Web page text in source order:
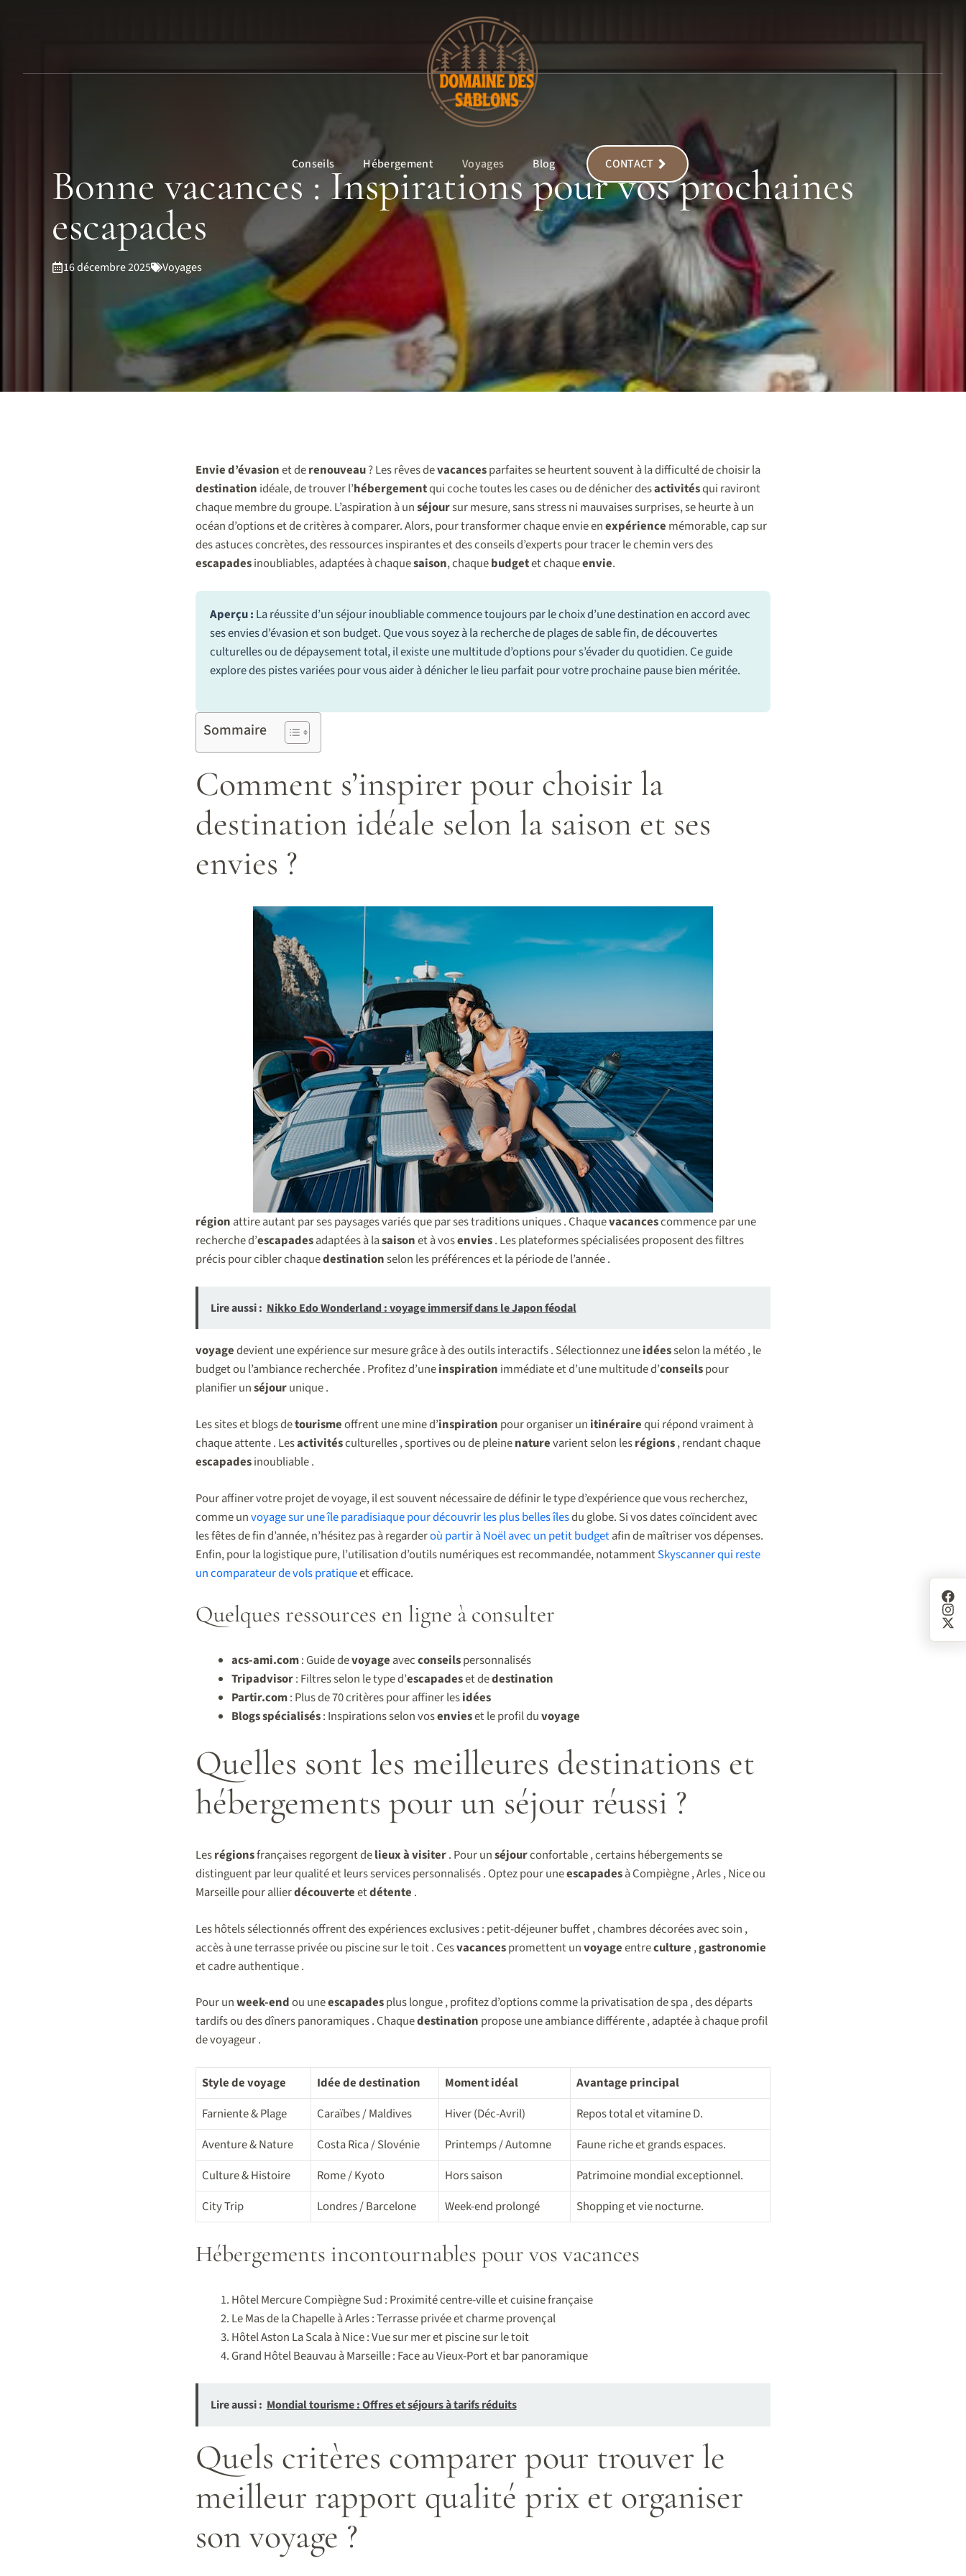
Conseils Hébergement Voyages Blog CONTACT
Bonne vacances : Inspirations pour vos prochaines
escapades
16 décembre 2025 Voyages
Envie d’évasionet derenouveau? Les rêves devacancesparfaites se heurtent souvent à la difficulté de choisir la
destination idéale, de trouver l’hébergementqui coche toutes les cases ou de dénicher desactivitésqui raviront
chaque membre du groupe. L’aspiration à unséjoursur mesure, sans stress ni mauvaises surprises, se heurte à un
océan d’options et de critères à comparer. Alors, pour transformer chaque envie enexpérience mémorable, cap sur
des astuces concrètes, des ressources inspirantes et des conseils d’experts pour tracer le chemin vers des
escapadesinoubliables, adaptées à chaquesaison, chaquebudgetet chaqueenvie.
Aperçu : La réussite d’un séjour inoubliable commence toujours par le choix d’une destination en accord avec
ses envies d’évasion et son budget. Que vous soyez à la recherche de plages de sable fin, de découvertes
culturelles ou de dépaysement total, il existe une multitude d’options pour s’évader du quotidien. Ce guide
explore des pistes variées pour vous aider à dénicher le lieu parfait pour votre prochaine pause bien méritée.
Sommaire
Comment s’inspirer pour choisir la
destination idéale selon la saison et ses
envies ?
région attire autant par ses paysages variés que par ses traditions uniques . Chaquevacancescommence par une
recherche d’escapadesadaptées à lasaisonet à vosenvies. Les plateformes spécialisées proposent des filtres
précis pour cibler chaquedestinationselon les préférences et la période de l’année .
Lire aussi : Nikko Edo Wonderland : voyage immersif dans le Japon féodal
voyagedevient une expérience sur mesure grâce à des outils interactifs . Sélectionnez uneidéesselon la météo , le
budget ou l’ambiance recherchée . Profitez d’uneinspiration immédiate et d’une multitude d’conseilspour
planifier unséjourunique .
Les sites et blogs detourismeoffrent une mine d’inspiration pour organiser un itinérairequi répond vraiment à
chaque attente . Lesactivitésculturelles , sportives ou de pleinenaturevarient selon lesrégions, rendant chaque
escapadesinoubliable .
Pour affiner votre projet de voyage, il est souvent nécessaire de définir le type d’expérience que vous recherchez,
comme unvoyage sur une île paradisiaque pour découvrir les plus belles îlesdu globe. Si vos dates coïncident avec
les fêtes de fin d’année, n’hésitez pas à regarderoù partir à Noël avec un petit budgetafin de maîtriser vos dépenses.
Enfin, pour la logistique pure, l’utilisation d’outils numériques est recommandée, notammentSkyscanner qui reste
un comparateur de vols pratiqueet efficace.
Quelques ressources en ligne à consulter
acs-ami.com: Guide devoyage avecconseilspersonnalisés
Tripadvisor: Filtres selon le type d’escapadeset dedestination
Partir.com: Plus de 70 critères pour affiner lesidées
Blogs spécialisés: Inspirations selon vosenvieset le profil duvoyage
Quelles sont les meilleures destinations et
hébergements pour un séjour réussi ?
Lesrégionsfrançaises regorgent delieux à visiter. Pour unséjourconfortable , certains hébergements se
distinguent par leur qualité et leurs services personnalisés . Optez pour uneescapadesà Compiègne , Arles , Nice ou
Marseille pour allierdécouverteetdétente .
Les hôtels sélectionnés offrent des expériences exclusives : petit-déjeuner buffet , chambres décorées avec soin ,
accès à une terrasse privée ou piscine sur le toit . Cesvacancespromettent unvoyageentreculture ,gastronomie
et cadre authentique .
Pour unweek-endou uneescapadesplus longue , profitez d’options comme la privatisation de spa , des départs
tardifs ou des dîners panoramiques . Chaquedestination propose une ambiance différente , adaptée à chaque profil
de voyageur .
Style de voyage Idée de destination Moment idéal
Avantage principal
Farniente & Plage
Caraïbes / Maldives Hiver (Déc-Avril)
Repos total et vitamine D.
Aventure & Nature
Costa Rica / Slovénie Printemps / Automne
Faune riche et grands espaces.
Culture & Histoire
Rome / Kyoto Hors saison
Patrimoine mondial exceptionnel.
City Trip
Londres / Barcelone Week-end prolongé Shopping et vie nocturne.
Hébergements incontournables pour vos vacances
Hôtel Mercure Compiègne Sud : Proximité centre-ville et cuisine française
Le Mas de la Chapelle à Arles : Terrasse privée et charme provençal
Hôtel Aston La Scala à Nice : Vue sur mer et piscine sur le toit
Grand Hôtel Beauvau à Marseille : Face au Vieux-Port et bar panoramique
Lire aussi : Mondial tourisme : Offres et séjours à tarifs réduits
Quels critères comparer pour trouver le
meilleur rapport qualité prix et organiser
son voyage ?